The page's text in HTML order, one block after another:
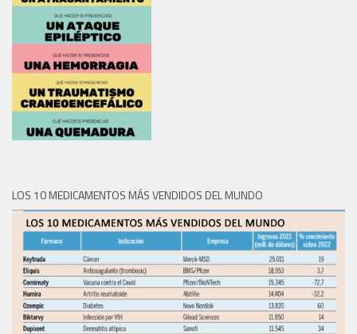
LOS 10 MEDICAMENTOS MÁS VENDIDOS DEL MUNDO